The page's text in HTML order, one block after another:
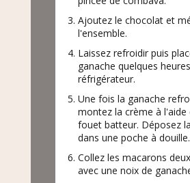
Ajoutez le chocolat et
l'ensemble.
Laissez refroidir puis
ganache quelques
réfrigérateur.
Une fois la ganache
montez la crème à l'aide
fouet batteur. Déposez
dans une poche à douille.
Collez les macarons
avec une noix de